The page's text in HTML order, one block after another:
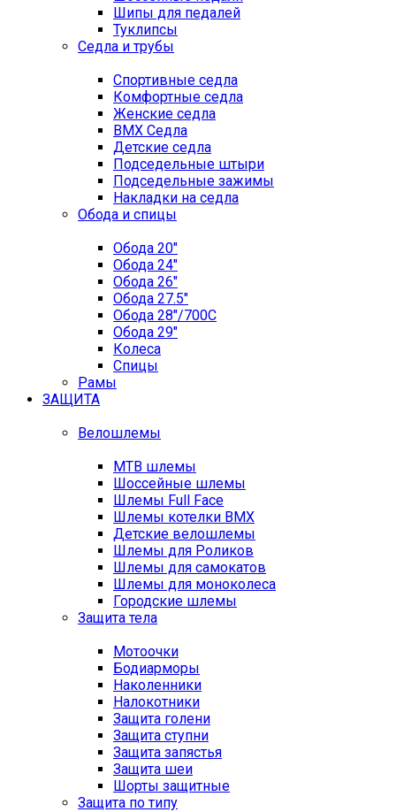
Шипы для педалей
Туклипсы
Седла и трубы
Спортивные седла
Комфортные седла
Женские седла
BMX Седла
Детские седла
Подседельные штыри
Подседельные зажимы
Накладки на седла
Обода и спицы
Обода 20"
Обода 24"
Обода 26"
Обода 27.5"
Обода 28"/700C
Обода 29"
Колеса
Спицы
Рамы
ЗАЩИТА
Велошлемы
MTB шлемы
Шоссейные шлемы
Шлемы Full Face
Шлемы котелки BMX
Детские велошлемы
Шлемы для Роликов
Шлемы для самокатов
Шлемы для моноколеса
Городские шлемы
Защита тела
Мотоочки
Бодиарморы
Наколенники
Налокотники
Защита голени
Защита ступни
Защита запястья
Защита шеи
Шорты защитные
Защита по типу